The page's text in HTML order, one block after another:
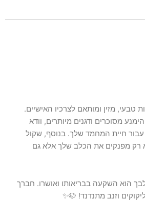
טבעי, מזין ומותאם לצרכיו האישיים.
מסוכרים ודגנים מיותרים, וודא
חיית המחמד שלך. בנוסף, שקול
רק מפנקים את הכלב שלך אלא גם
הוא השקעה בבריאותו ואושרו. חברך
וזנב מתנדנד! 🐶✨